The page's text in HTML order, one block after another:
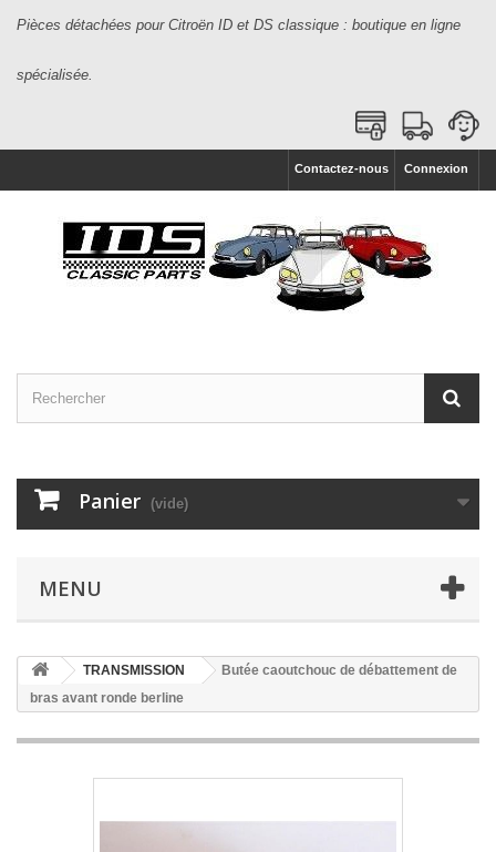
Pièces détachées pour Citroën ID et DS classique : boutique en ligne
spécialisée.
Connexion
Contactez-nous
Panier (vide)
MENU
TRANSMISSION
Butée caoutchouc de débattement de
bras avant ronde berline